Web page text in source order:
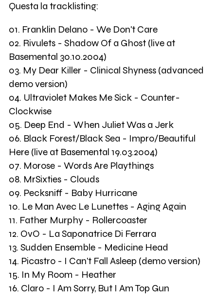
Questa la tracklisting:
01. Franklin Delano - We Don't Care
02. Rivulets - Shadow Of a Ghost (live at
Basemental 30.10.2004)
03. My Dear Killer - Clinical Shyness (advanced
demo version)
04. Ultraviolet Makes Me Sick - Counter-
Clockwise
05. Deep End - When Juliet Was a Jerk
06. Black Forest/Black Sea - Impro/Beautiful
Here (live at Basemental 19.03.2004)
07. Morose - Words Are Playthings
08. MrSixties - Clouds
09. Pecksniff - Baby Hurricane
10. Le Man Avec Le Lunettes - Aging Again
11. Father Murphy - Rollercoaster
12. OvO - La Saponatrice Di Ferrara
13. Sudden Ensemble - Medicine Head
14. Picastro - I Can't Fall Asleep (demo version)
15. In My Room - Heather
16. Claro - I Am Sorry, But I Am Top Gun